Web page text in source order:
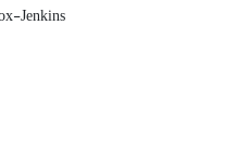
Jenkins